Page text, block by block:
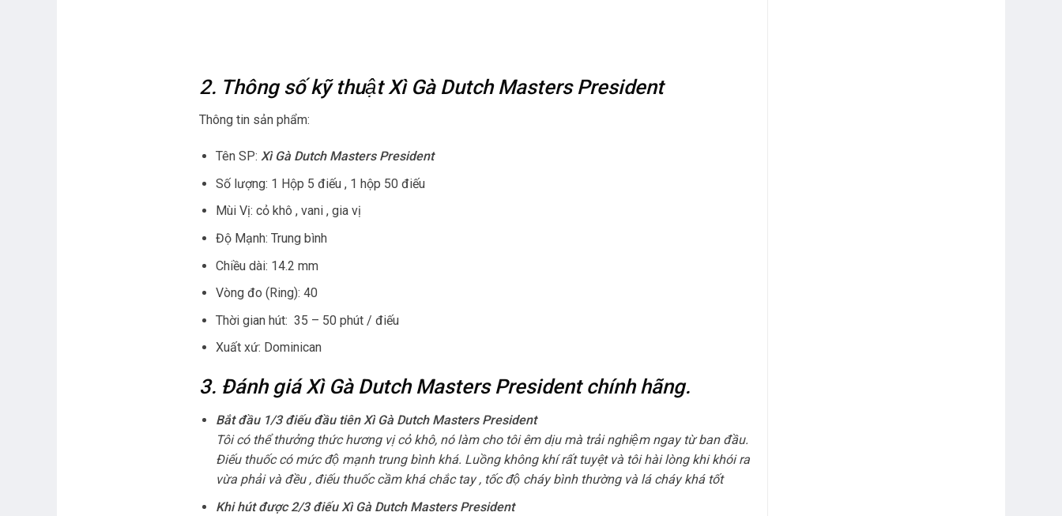
2. Thông số kỹ thuật Xì Gà Dutch Masters President
Thông tin sản phẩm:
Tên SP: Xì Gà Dutch Masters President
Số lượng: 1 Hộp 5 điếu , 1 hộp 50 điếu
Mùi Vị: cỏ khô , vani , gia vị
Độ Mạnh: Trung bình
Chiều dài: 14.2 mm
Vòng đo (Ring): 40
Thời gian hút: 35 – 50 phút / điếu
Xuất xứ: Dominican
3. Đánh giá Xì Gà Dutch Masters President chính hãng.
Bắt đầu 1/3 điếu đầu tiên Xì Gà Dutch Masters President
Tôi có thể thưởng thức hương vị cỏ khô, nó làm cho tôi êm dịu mà trải nghiệm ngay từ ban đầu.
Điếu thuốc có mức độ mạnh trung bình khá. Luồng không khí rất tuyệt và tôi hài lòng khi khói ra
vừa phải và đều , điếu thuốc cầm khá chắc tay , tốc độ cháy bình thường và lá cháy khá tốt
Khi hút được 2/3 điếu Xì Gà Dutch Masters President